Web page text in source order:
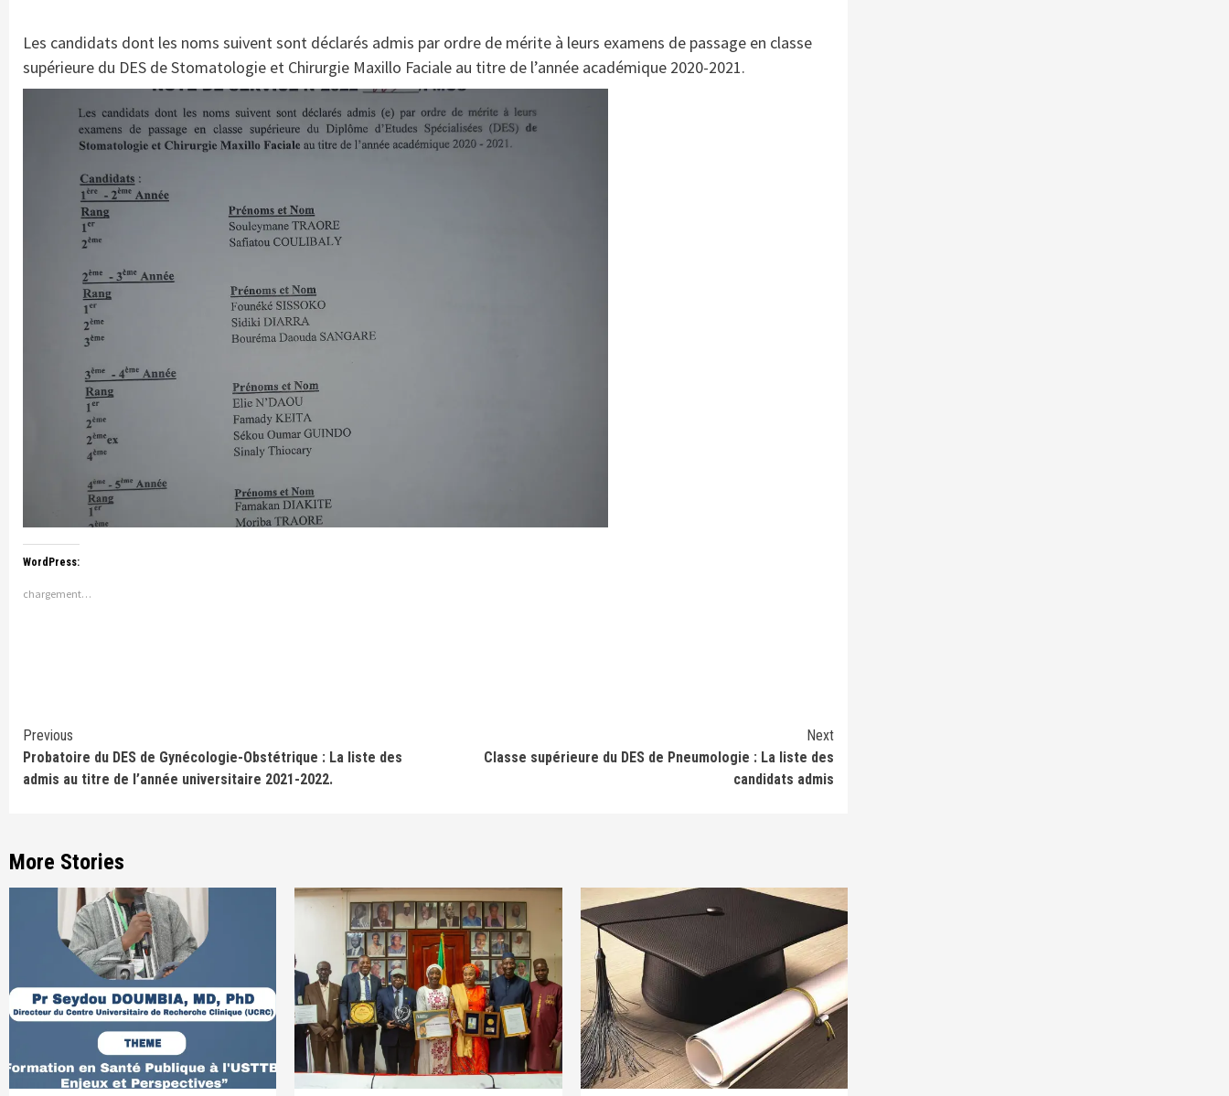
Les candidats dont les noms suivent sont déclarés admis par ordre de mérite à leurs examens de passage en classe
supérieure du DES de Stomatologie et Chirurgie Maxillo Faciale au titre de l’année académique 2020-2021.
WordPress:
chargement…
Continue
Reading
Previous
Probatoire du DES de Gynécologie-Obstétrique : La liste des
admis au titre de l’année universitaire 2021-2022.
Next
Classe supérieure du DES de Pneumologie : La liste des
candidats admis
More Stories